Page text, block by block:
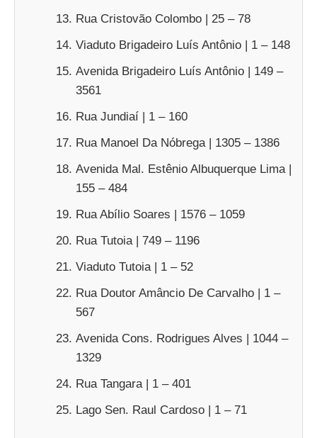
Rua Cristovão Colombo | 25 – 78
Viaduto Brigadeiro Luís Antônio | 1 – 148
Avenida Brigadeiro Luís Antônio | 149 –
3561
Rua Jundiaí | 1 – 160
Rua Manoel Da Nóbrega | 1305 – 1386
Avenida Mal. Estênio Albuquerque Lima |
155 – 484
Rua Abílio Soares | 1576 – 1059
Rua Tutoia | 749 – 1196
Viaduto Tutoia | 1 – 52
Rua Doutor Amâncio De Carvalho | 1 –
567
Avenida Cons. Rodrigues Alves | 1044 –
1329
Rua Tangara | 1 – 401
Lago Sen. Raul Cardoso | 1 – 71